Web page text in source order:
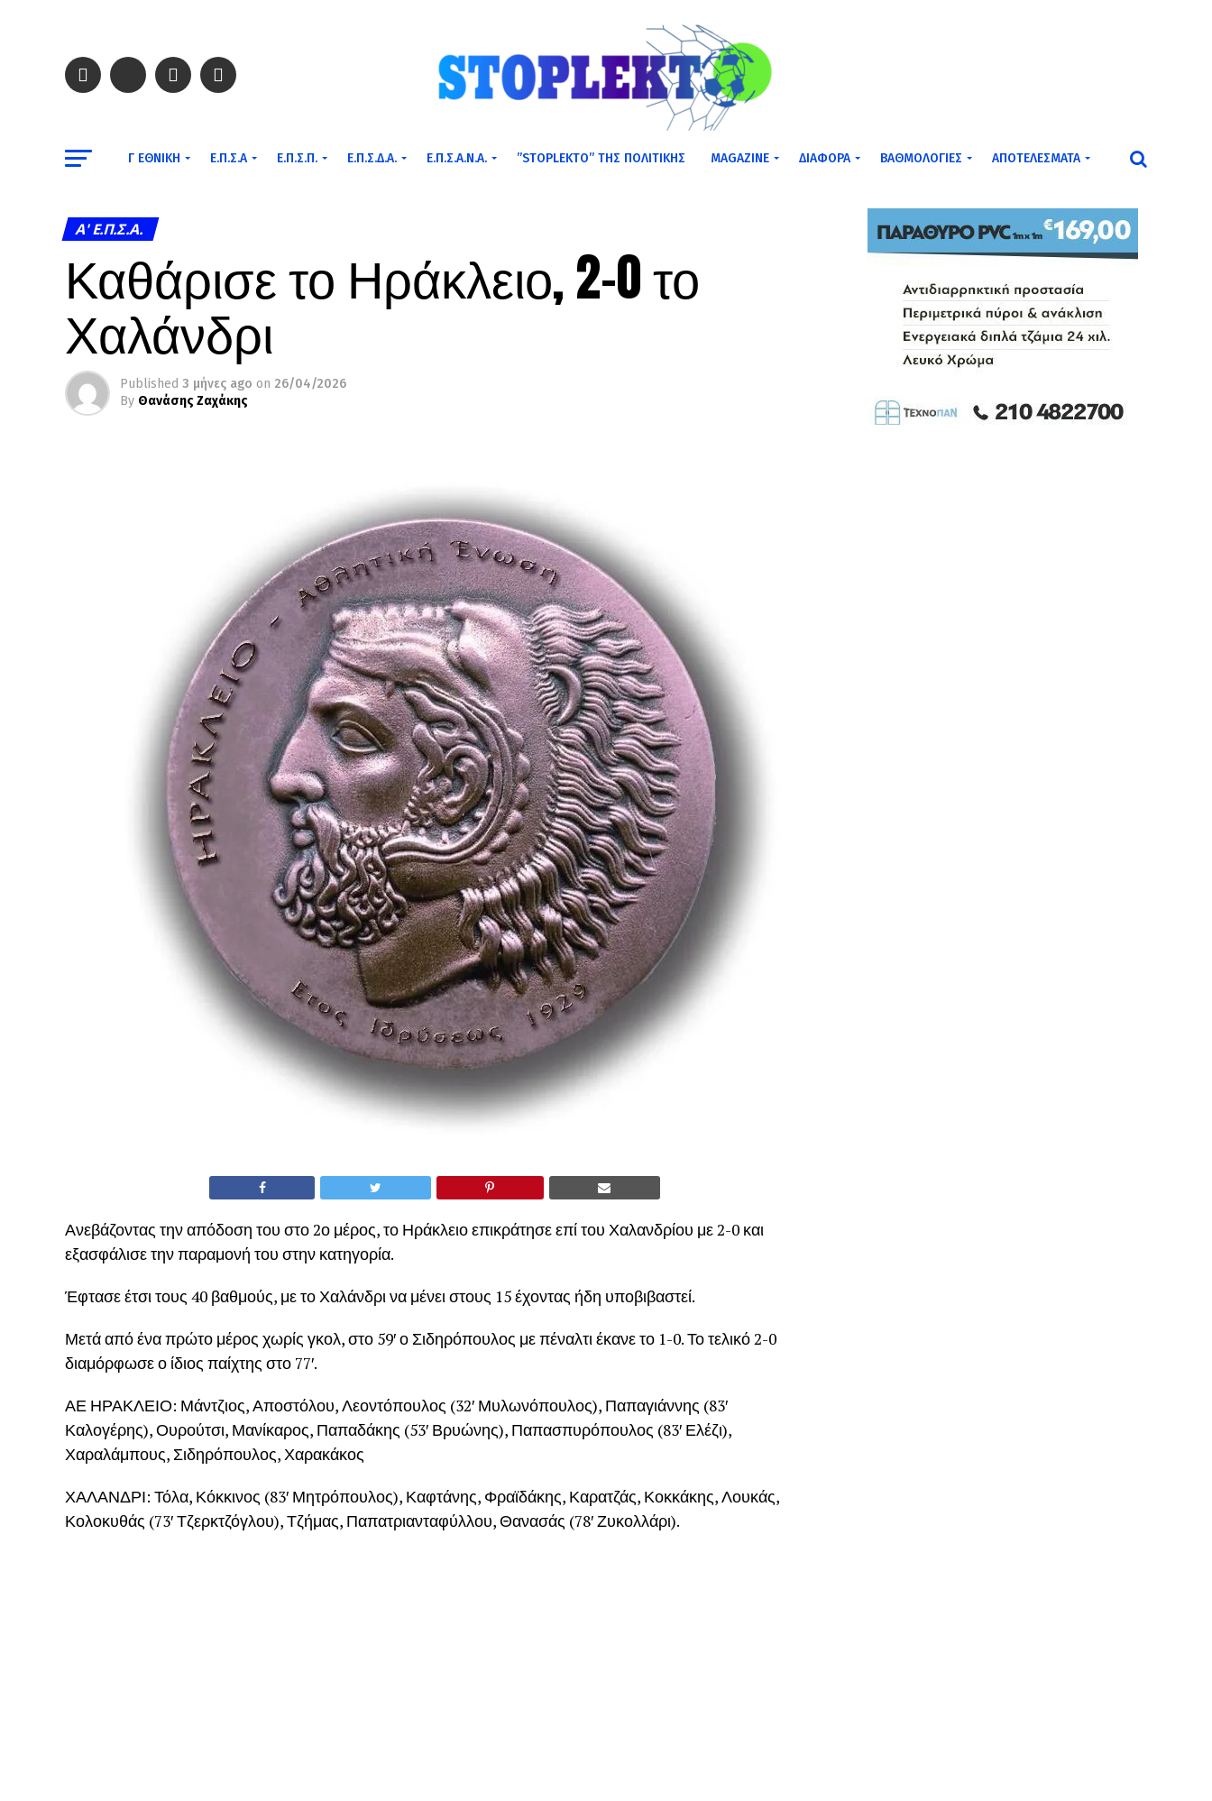
Γ ΕΘΝΙΚΉ Ε.Π.Σ.Α Ε.Π.Σ.Π. Ε.Π.Σ.Δ.Α. Ε.Π.Σ.Α.Ν.Α. ”STOPLEKTO” ΤΗΣ ΠΟΛΙΤΙΚΗΣ MAGAZINE ΔΙΆΦΟΡΑ ΒΑΘΜΟΛΟΓΊΕΣ ΑΠΟΤΕΛΈΣΜΑΤΑ
A' Ε.Π.Σ.Α.
Καθάρισε το Ηράκλειο, 2-0 το
Χαλάνδρι
Published 3 μήνες ago on 26/04/2026
By Θανάσης Ζαχάκης
Ανεβάζοντας την απόδοση του στο 2ο μέρος, το Ηράκλειο επικράτησε επί του Χαλανδρίου με 2-0 και
εξασφάλισε την παραμονή του στην κατηγορία.
Έφτασε έτσι τους 40 βαθμούς, με το Χαλάνδρι να μένει στους 15 έχοντας ήδη υποβιβαστεί.
Μετά από ένα πρώτο μέρος χωρίς γκολ, στο 59′ ο Σιδηρόπουλος με πέναλτι έκανε το 1-0. Το τελικό 2-0
διαμόρφωσε ο ίδιος παίχτης στο 77′.
ΑΕ ΗΡΑΚΛΕΙΟ: Μάντζιος, Αποστόλου, Λεοντόπουλος (32′ Μυλωνόπουλος), Παπαγιάννης (83′
Καλογέρης), Ουρούτσι, Μανίκαρος, Παπαδάκης (53′ Βρυώνης), Παπασπυρόπουλος (83′ Ελέζι),
Χαραλάμπους, Σιδηρόπουλος, Χαρακάκος
ΧΑΛΑΝΔΡΙ: Τόλα, Κόκκινος (83′ Μητρόπουλος), Καφτάνης, Φραϊδάκης, Καρατζάς, Κοκκάκης, Λουκάς,
Κολοκυθάς (73′ Τζερκτζόγλου), Τζήμας, Παπατριανταφύλλου, Θανασάς (78′ Ζυκολλάρι).